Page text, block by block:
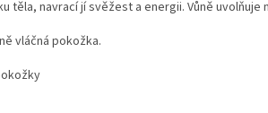
těla, navrací jí svěžest a energii. Vůně uvolňuje
vláčná pokožka.